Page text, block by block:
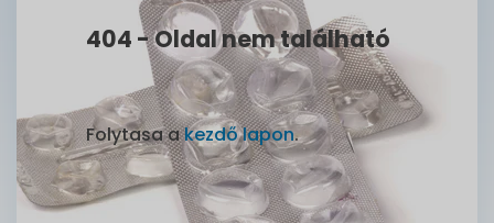
404 - Oldal nem található
Folytasa akezdő lapon.